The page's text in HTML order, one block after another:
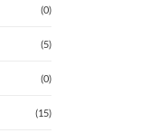
(0)
(5)
(0)
(15)